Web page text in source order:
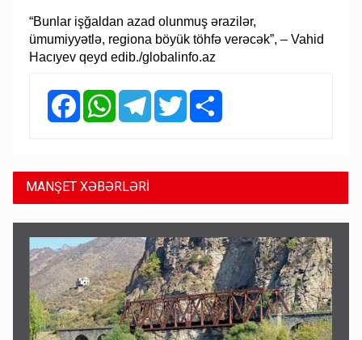
“Bunlar işğaldan azad olunmuş ərazilər,
ümumiyyətlə, regiona böyük töhfə verəcək”, – Vahid
Hacıyev qeyd edib./globalinfo.az
FacebookWhatsAppTelegramTwitter
MANŞET XƏBƏRLƏRİ